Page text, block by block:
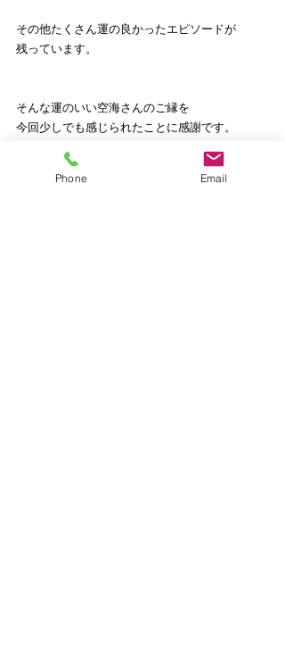
その他たくさん運の良かったエピソードが
残っています。
そんな運のいい空海さんのご縁を
今回少しでも感じられたことに感謝です。
実際、再現された声を聞きながら、
Phone Email